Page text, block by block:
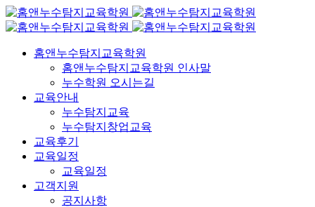
홈앤누수탐지교육학원
홈앤누수탐지교육학원 인사말
누수학원 오시는길
교육안내
누수탐지교육
누수탐지창업교육
교육후기
교육일정
교육일정
고객지원
공지사항